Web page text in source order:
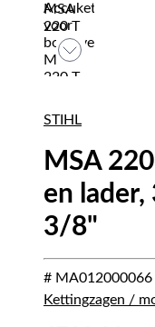
STIHL
MSA
en lader,
3/8"
# MA012000066
Kettingzagen /